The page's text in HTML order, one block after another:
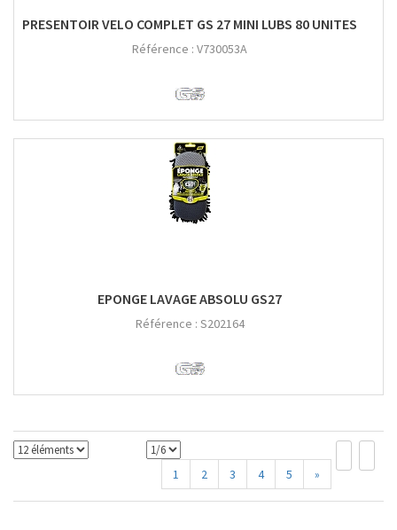
PRESENTOIR VELO COMPLET GS 27 MINI LUBS 80 UNITES
Référence : V730053A
EPONGE LAVAGE ABSOLU GS27
Référence : S202164
1 2 3 4 5 »